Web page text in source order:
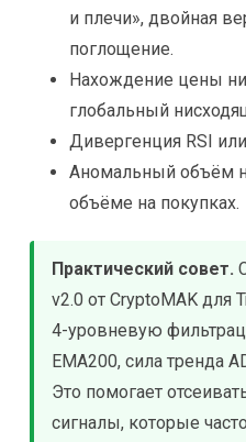
и плечи», двойная
поглощение.
Нахождение цены
глобальный
Дивергенция RSI
Аномальный объём
объёме на покупках.
Практический совет.
v2.0 от CryptoMAK для
4-уровневую
EMA200, сила тренда
Это помогает
сигналы, которые